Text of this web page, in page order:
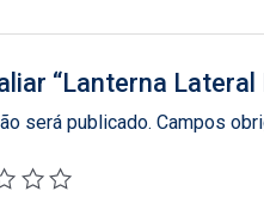
“Lanterna
será publicado. Campos